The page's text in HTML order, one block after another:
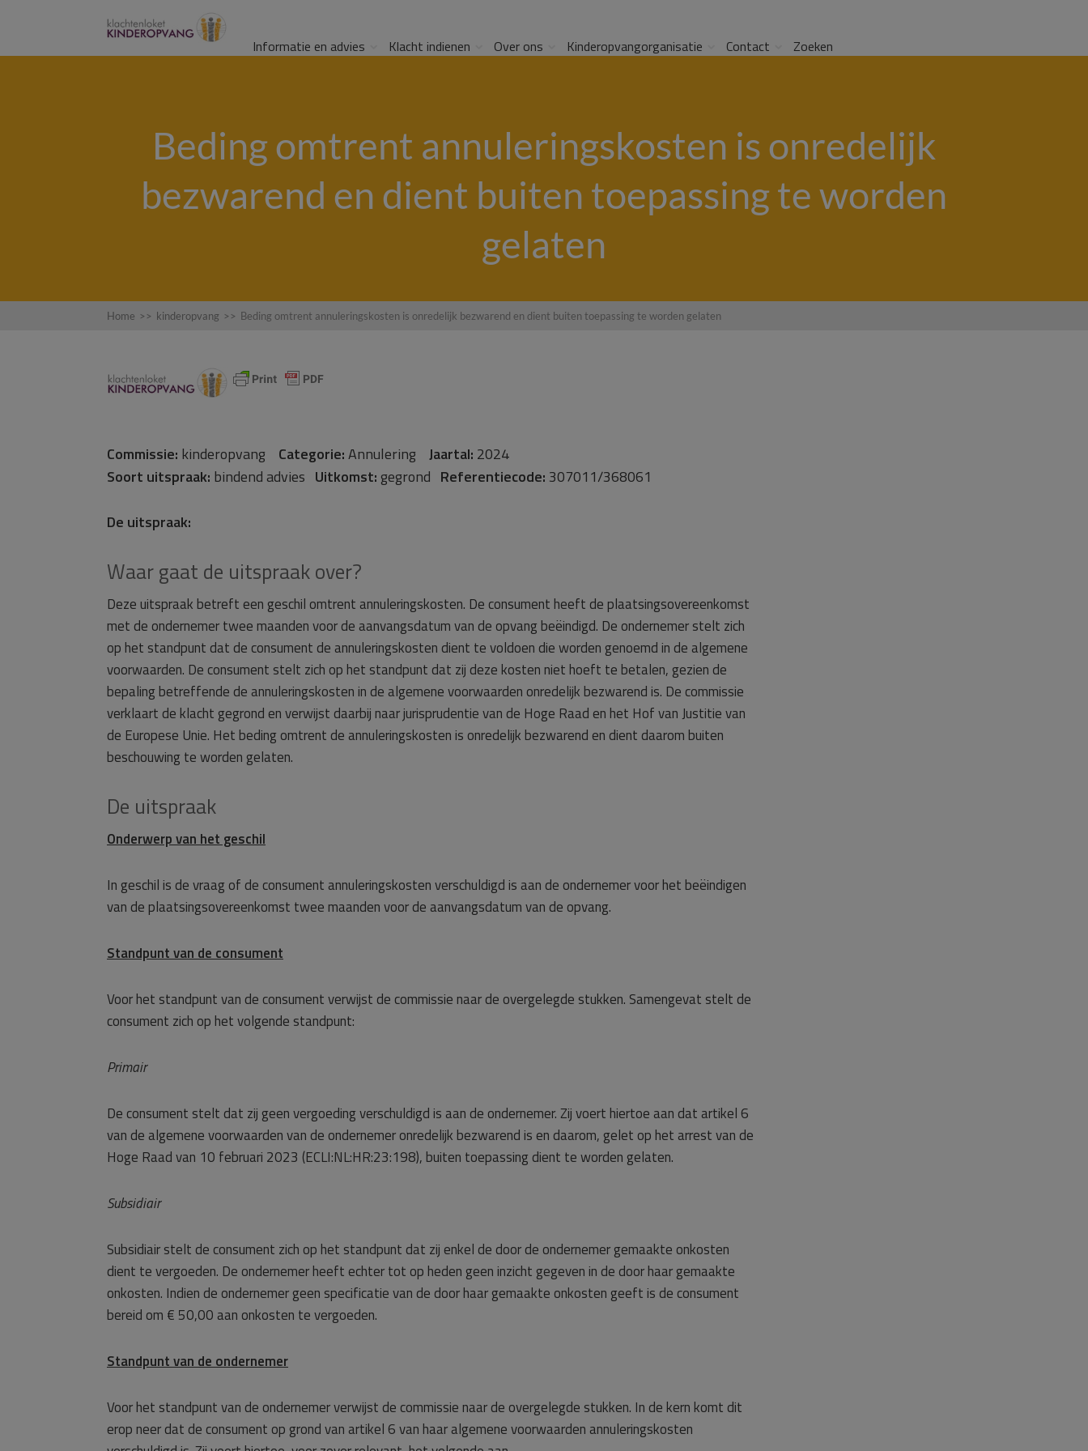
Informatie en advies Klacht indienen Over ons Kinderopvangorganisatie Contact Zoeken
Beding omtrent annuleringskosten is onredelijk
bezwarend en dient buiten toepassing te worden
gelaten
Home >> kinderopvang >> Beding omtrent annuleringskosten is onredelijk bezwarend en dient buiten toepassing te worden gelaten
Commissie: kinderopvang Categorie:Annulering Jaartal: 2024
Soort uitspraak: bindend advies Uitkomst:gegrond Referentiecode: 307011/368061
De uitspraak:
Waar gaat de uitspraak over?
Deze uitspraak betreft een geschil omtrent annuleringskosten. De consument heeft de plaatsingsovereenkomst
met de ondernemer twee maanden voor de aanvangsdatum van de opvang beëindigd. De ondernemer stelt zich
op het standpunt dat de consument de annuleringskosten dient te voldoen die worden genoemd in de algemene
voorwaarden. De consument stelt zich op het standpunt dat zij deze kosten niet hoeft te betalen, gezien de
bepaling betreffende de annuleringskosten in de algemene voorwaarden onredelijk bezwarend is. De commissie
verklaart de klacht gegrond en verwijst daarbij naar jurisprudentie van de Hoge Raad en het Hof van Justitie van
de Europese Unie. Het beding omtrent de annuleringskosten is onredelijk bezwarend en dient daarom buiten
beschouwing te worden gelaten.
De uitspraak
Onderwerp van het geschil
In geschil is de vraag of de consument annuleringskosten verschuldigd is aan de ondernemer voor het beëindigen
van de plaatsingsovereenkomst twee maanden voor de aanvangsdatum van de opvang.
Standpunt van de consument
Voor het standpunt van de consument verwijst de commissie naar de overgelegde stukken. Samengevat stelt de
consument zich op het volgende standpunt:
Primair
De consument stelt dat zij geen vergoeding verschuldigd is aan de ondernemer. Zij voert hiertoe aan dat artikel 6
van de algemene voorwaarden van de ondernemer onredelijk bezwarend is en daarom, gelet op het arrest van de
Hoge Raad van 10 februari 2023 (ECLI:NL:HR:23:198), buiten toepassing dient te worden gelaten.
Subsidiair
Subsidiair stelt de consument zich op het standpunt dat zij enkel de door de ondernemer gemaakte onkosten
dient te vergoeden. De ondernemer heeft echter tot op heden geen inzicht gegeven in de door haar gemaakte
onkosten. Indien de ondernemer geen specificatie van de door haar gemaakte onkosten geeft is de consument
bereid om € 50,00 aan onkosten te vergoeden.
Standpunt van de ondernemer
Voor het standpunt van de ondernemer verwijst de commissie naar de overgelegde stukken. In de kern komt dit
erop neer dat de consument op grond van artikel 6 van haar algemene voorwaarden annuleringskosten